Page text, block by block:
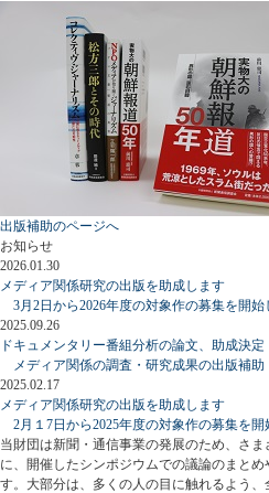
出版補助のページへ
お知らせ
2026.01.30
メディア関係研究の出版を助成します
3月2日から2026年度の対象作の募集を開始
2025.09.26
ドキュメンタリー番組分析の論文、助成決定
メディア関係の調査・研究成果の出版補助
2025.02.17
メディア関係研究の出版を助成します
2月１7日から2025年度の対象作の募集を開
当財団は新聞・通信事業の発展のため、さ
に、開催したシンポジウムでの議論のまと
す。大部分は、多くの人の目に触れるよう